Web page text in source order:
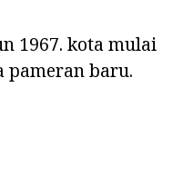
1967. kota mulai
pameran baru.